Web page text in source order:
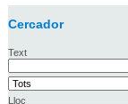
Cercador
Text
Lloc